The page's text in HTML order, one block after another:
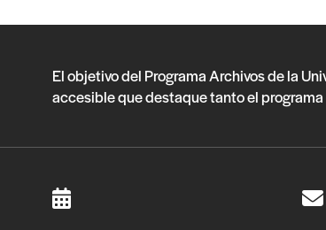
El objetivo del Programa Archivos de la
accesible que destaque tanto el